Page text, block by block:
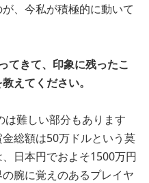
、今私が積極的に動いて
きて、印象に残ったこ
えてください。
難しい部分もあります
総額は50万ドルという莫
日本円でおよそ1500万円
腕に覚えのあるプレイヤ